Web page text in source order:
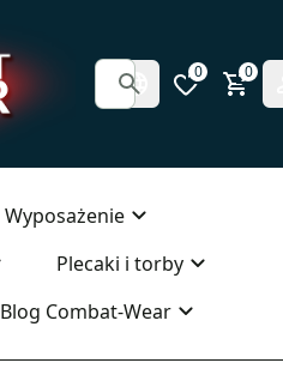
0 0
Wyposażenie
Plecaki i torby
Blog Combat-Wear